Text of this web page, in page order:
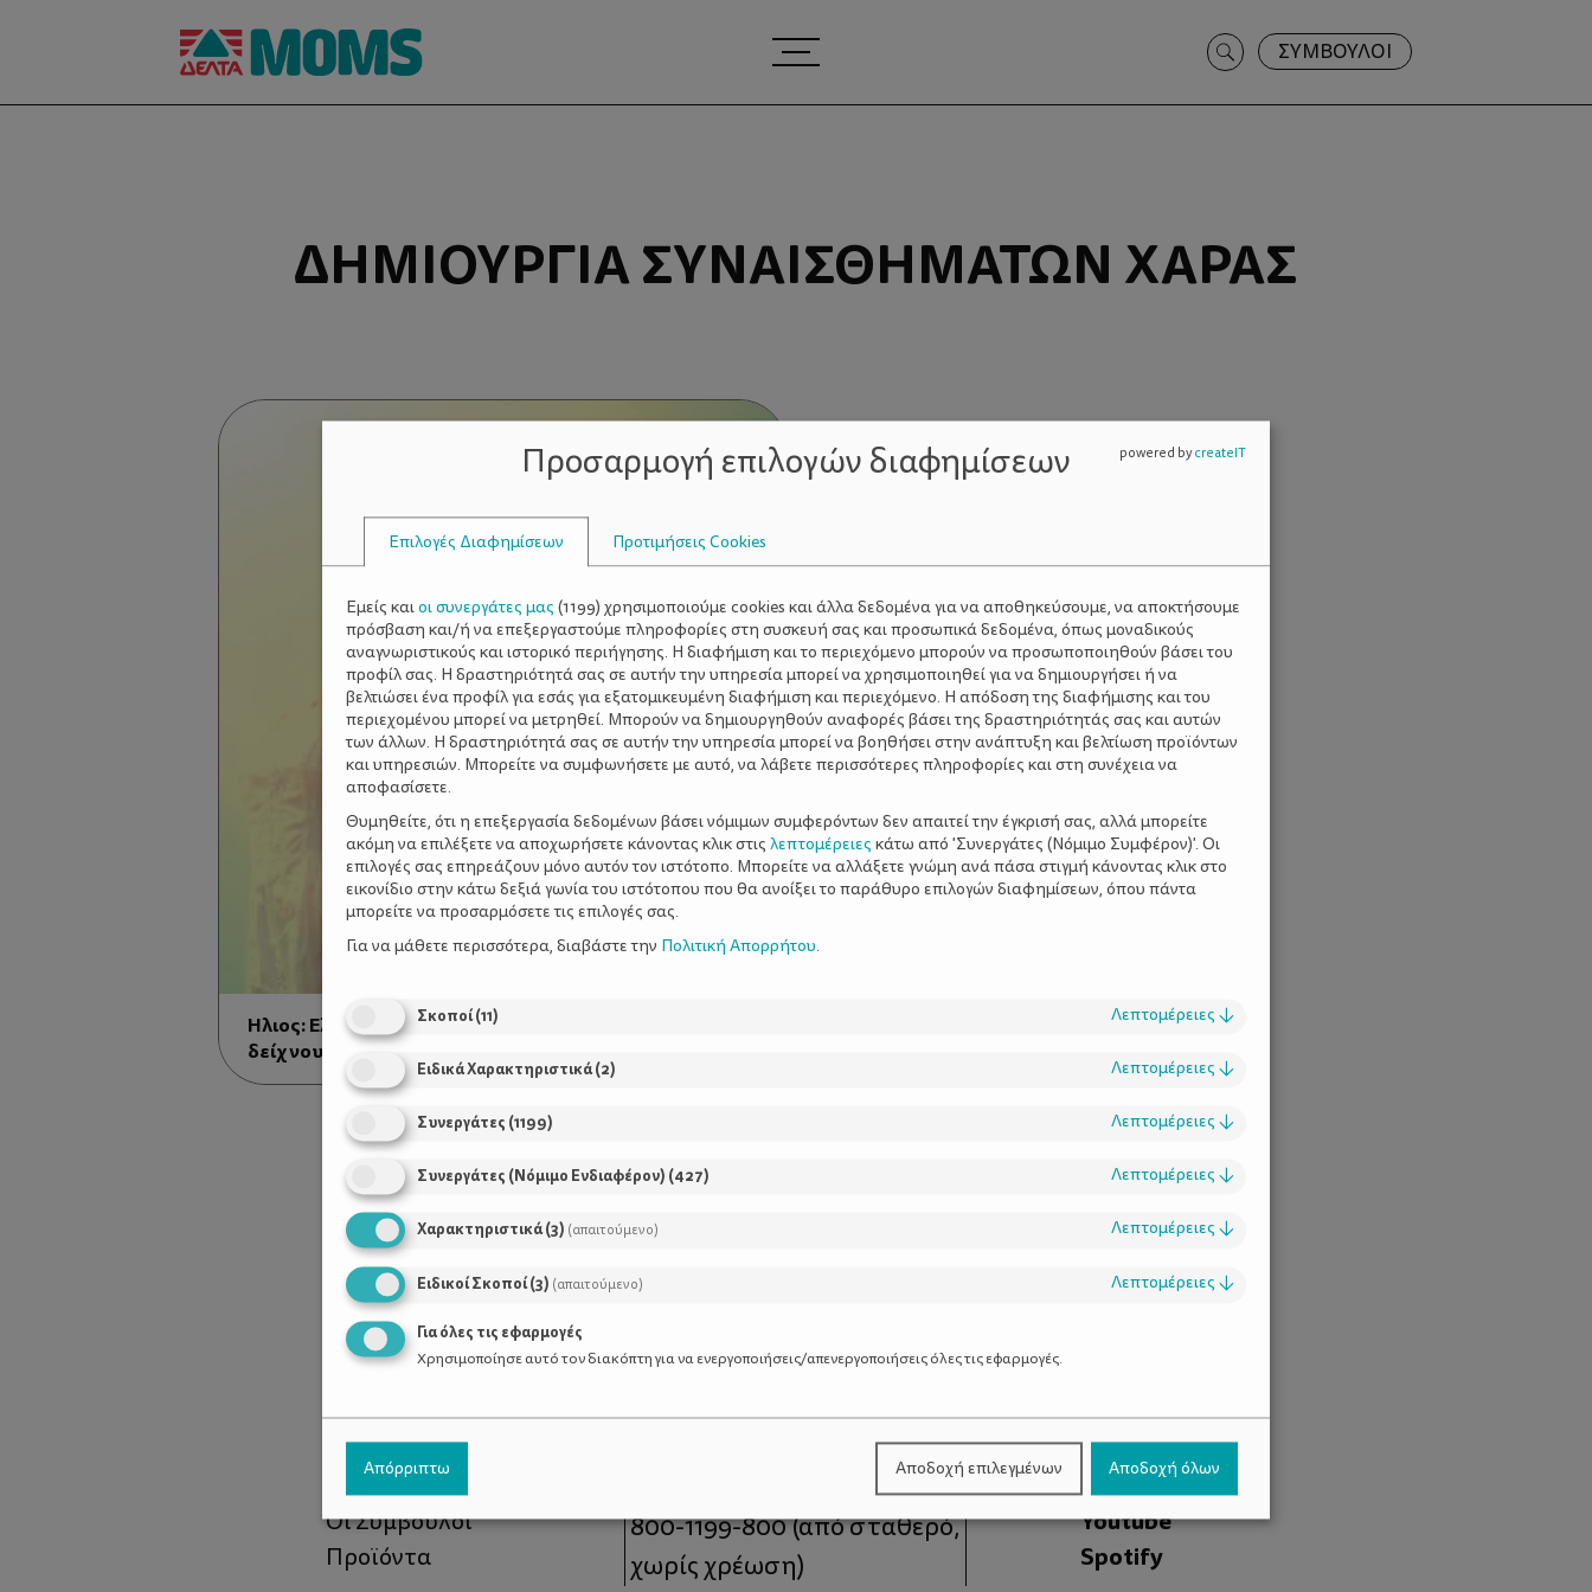
Search
for:
ΣΥΜΒΟΥΛΟΙ
ΔΗΜΙΟΥΡΓΊΑ ΣΥΝΑΙΣΘΗΜΆΤΩΝ ΧΑΡΆΣ
Ήλιος: Ελιξίριο για την ψυχή και το νου – Τι
δείχνουν οι έρευνες
Χρήσιμοι Σύνδεσμοι
Τι είναι το ΔΕΛΤΑ moms
Οι Σύμβουλοι
Προϊόντα
Τηλέφωνο Επικοινωνίας:
800-1199-800(από σταθερό,
χωρίς χρέωση)
Facebook
Instagram
Youtube
Spotify
Προσαρμογή επιλογών διαφημίσεων
Επιλογές Διαφημίσεων Προτιμήσεις Cookies
Εμείς καιοι συνεργάτες μας (1199) χρησιμοποιούμε cookies και άλλα δεδομένα για να αποθηκεύσουμε, να αποκτήσουμε
πρόσβαση και/ή να επεξεργαστούμε πληροφορίες στη συσκευή σας και προσωπικά δεδομένα, όπως μοναδικούς
αναγνωριστικούς και ιστορικό περιήγησης. Η διαφήμιση και το περιεχόμενο μπορούν να προσωποποιηθούν βάσει του
προφίλ σας. Η δραστηριότητά σας σε αυτήν την υπηρεσία μπορεί να χρησιμοποιηθεί για να δημιουργήσει ή να
βελτιώσει ένα προφίλ για εσάς για εξατομικευμένη διαφήμιση και περιεχόμενο. Η απόδοση της διαφήμισης και του
περιεχομένου μπορεί να μετρηθεί. Μπορούν να δημιουργηθούν αναφορές βάσει της δραστηριότητάς σας και αυτών
των άλλων. Η δραστηριότητά σας σε αυτήν την υπηρεσία μπορεί να βοηθήσει στην ανάπτυξη και βελτίωση προϊόντων
και υπηρεσιών. Μπορείτε να συμφωνήσετε με αυτό, να λάβετε περισσότερες πληροφορίες και στη συνέχεια να
αποφασίσετε.
Θυμηθείτε, ότι η επεξεργασία δεδομένων βάσει νόμιμων συμφερόντων δεν απαιτεί την έγκρισή σας, αλλά μπορείτε
ακόμη να επιλέξετε να αποχωρήσετε κάνοντας κλικ στις λεπτομέρειες κάτω από 'Συνεργάτες (Νόμιμο Συμφέρον)'. Οι
επιλογές σας επηρεάζουν μόνο αυτόν τον ιστότοπο. Μπορείτε να αλλάξετε γνώμη ανά πάσα στιγμή κάνοντας κλικ στο
εικονίδιο στην κάτω δεξιά γωνία του ιστότοπου που θα ανοίξει το παράθυρο επιλογών διαφημίσεων, όπου πάντα
μπορείτε να προσαρμόσετε τις επιλογές σας.
Για να μάθετε περισσότερα, διαβάστε την Πολιτική Απορρήτου.
Σκοποί(11) Λεπτομέρειες ↓
Ειδικά Χαρακτηριστικά(2) Λεπτομέρειες ↓
Συνεργάτες (1199) Λεπτομέρειες ↓
Συνεργάτες (Νόμιμο Ενδιαφέρον) (427) Λεπτομέρειες ↓
Χαρακτηριστικά(3) (απαιτούμενο) Λεπτομέρειες ↓
Ειδικοί Σκοποί(3) (απαιτούμενο) Λεπτομέρειες ↓
Για όλες τις εφαρμογές
Χρησιμοποίησε αυτό τον διακόπτη για να ενεργοποιήσεις/απενεργοποιήσεις όλες τις εφαρμογές.
Απόρριπτω Αποδοχή επιλεγμένων Αποδοχή όλων
powered bycreateIT